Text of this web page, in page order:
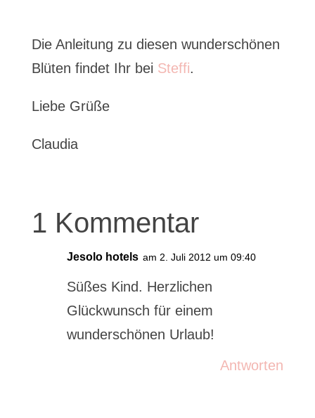
Die Anleitung zu diesen wunderschönen
Blüten findet Ihr bei Steffi.
Liebe Grüße
Claudia
1 Kommentar
Jesolo hotels am 2. Juli 2012 um 09:40
Süßes Kind. Herzlichen
Glückwunsch für einem
wunderschönen Urlaub!
Antworten